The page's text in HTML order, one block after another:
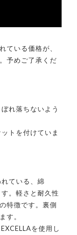
ている価格が、
予めご了承くだ
れ落ちないよう
トを付けていま
ている、綿
。軽さと耐久性
特徴です。裏側
す。
を使用し